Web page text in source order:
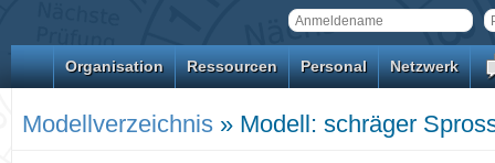
Organisation Ressourcen Personal Netzwerk
Modellverzeichnis » Modell: schräger